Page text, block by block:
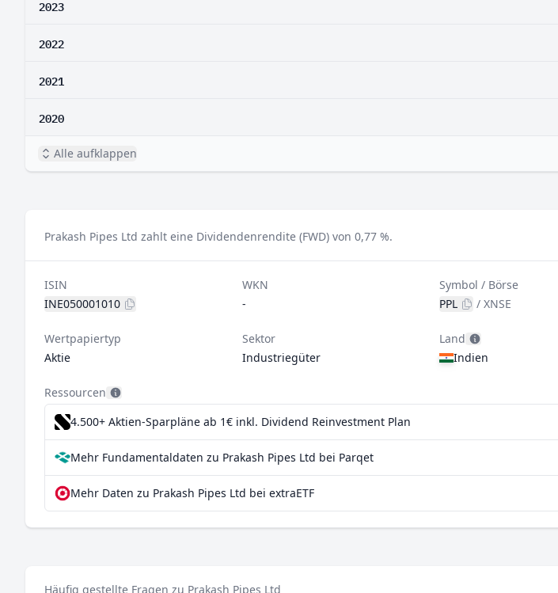
2023
2022
2021
2020
Alle aufklappen
Prakash Pipes Ltd zahlt eine Dividendenrendite (FWD) von 0,77 %.
ISIN
INE050001010
WKN
-
Symbol / Börse
PPL
/XNSE
Wertpapiertyp
Aktie
Sektor
Industriegüter
Land
Indien
Ressourcen
4.500+ Aktien-Sparpläne ab 1€ inkl. Dividend Reinvestment Plan
Mehr Fundamentaldaten zu Prakash Pipes Ltd bei Parqet
Mehr Daten zu Prakash Pipes Ltd bei extraETF
Häufig gestellte Fragen zu Prakash Pipes Ltd